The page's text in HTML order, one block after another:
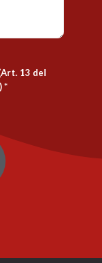
13 del
*